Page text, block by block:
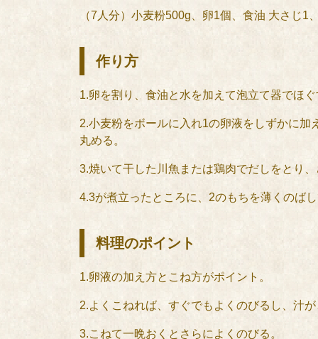
（7人分）小麦粉500g、卵1個、食油 大さじ
作り方
1.卵を割り、食油と水を加えて泡立て器でほ
2.小麦粉をボールに入れ1の卵液をしずかに
丸める。
3.焼いて干した川魚または鶏肉でだしをとり
4.3が煮立ったところに、2のもちを薄くのば
料理のポイント
1.卵液の加え方とこね方がポイント。
2.よくこねれば、すぐでもよくのびるし、汁
3.こねて一晩おくとさらによくのびる。